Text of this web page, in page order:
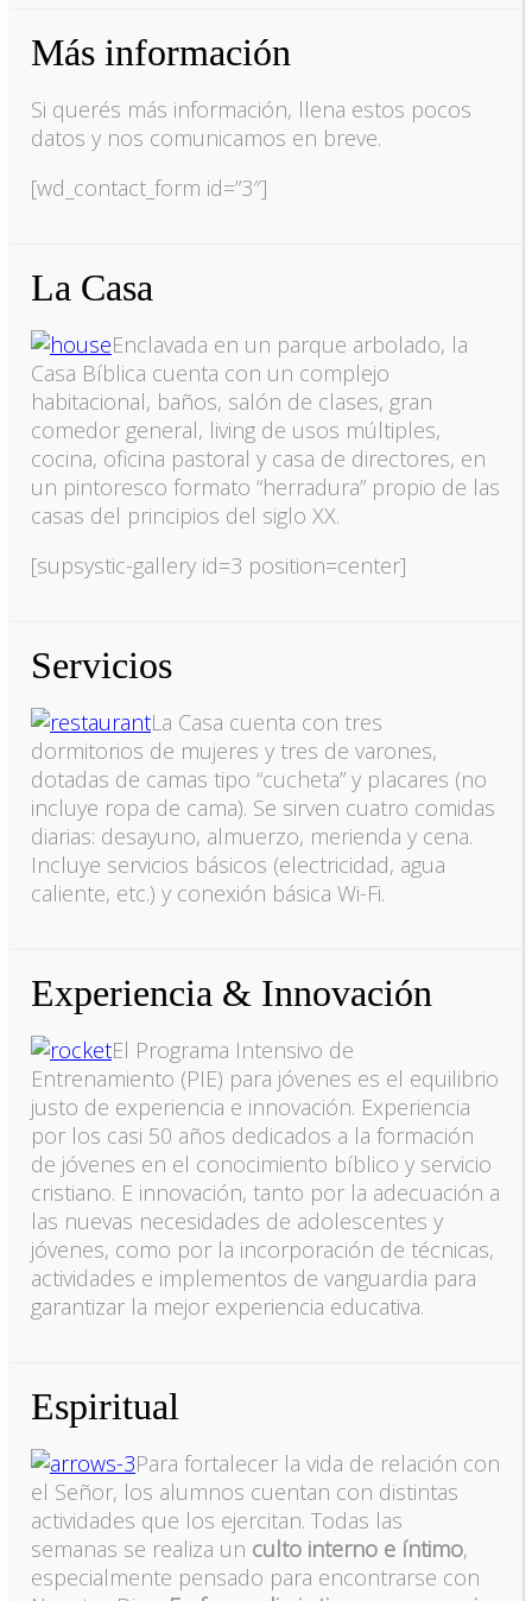
Más información
Si querés más información, llena estos pocos
datos y nos comunicamos en breve.
[wd_contact_form id=”3″]
La Casa
Enclavada en un parque arbolado, la
Casa Bíblica cuenta con un complejo
habitacional, baños, salón de clases, gran
comedor general, living de usos múltiples,
cocina, oficina pastoral y casa de directores, en
un pintoresco formato “herradura” propio de las
casas del principios del siglo XX.
[supsystic-gallery id=3 position=center]
Servicios
La Casa cuenta con tres
dormitorios de mujeres y tres de varones,
dotadas de camas tipo “cucheta” y placares (no
incluye ropa de cama). Se sirven cuatro comidas
diarias: desayuno, almuerzo, merienda y cena.
Incluye servicios básicos (electricidad, agua
caliente, etc.) y conexión básica Wi-Fi.
Experiencia & Innovación
El Programa Intensivo de
Entrenamiento (PIE) para jóvenes es el equilibrio
justo de experiencia e innovación. Experiencia
por los casi 50 años dedicados a la formación
de jóvenes en el conocimiento bíblico y servicio
cristiano. E innovación, tanto por la adecuación a
las nuevas necesidades de adolescentes y
jóvenes, como por la incorporación de técnicas,
actividades e implementos de vanguardia para
garantizar la mejor experiencia educativa.
Espiritual
Para fortalecer la vida de relación con
el Señor, los alumnos cuentan con distintas
actividades que los ejercitan. Todas las
semanas se realiza un culto interno e íntimo,
especialmente pensado para encontrarse con